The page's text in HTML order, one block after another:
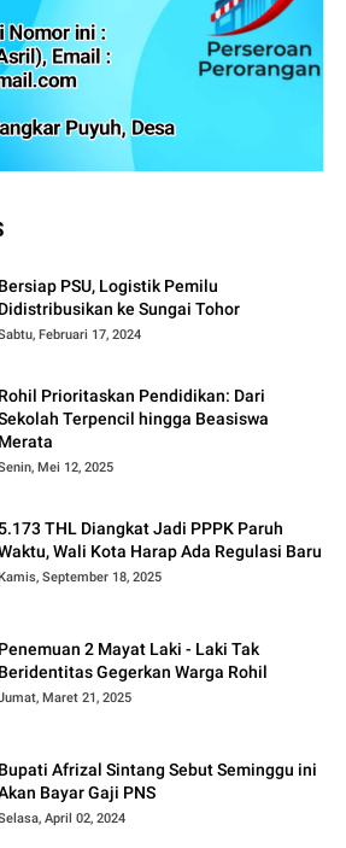
Bersiap PSU, Logistik Pemilu
Didistribusikan ke Sungai Tohor
Februari 17, 2024
Rohil Prioritaskan Pendidikan: Dari
Terpencil hingga Beasiswa
Merata
Mei 12, 2025
5.173 THL Diangkat Jadi PPPK Paruh
Wali Kota Harap Ada Regulasi Baru
September 18, 2025
Penemuan 2 Mayat Laki - Laki Tak
Beridentitas Gegerkan Warga Rohil
Maret 21, 2025
Bupati Afrizal Sintang Sebut Seminggu ini
Bayar Gaji PNS
April 02, 2024